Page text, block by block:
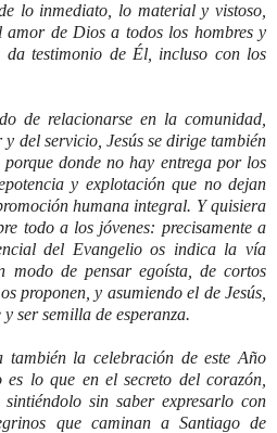
lo inmediato, lo material y vistoso,
amor de Dios a todos los hombres y
da testimonio de Él, incluso con los
de relacionarse en la comunidad,
del servicio, Jesús se dirige también
donde no hay entrega por los
y explotación que no dejan
humana integral. Y quisiera
todo a los jóvenes: precisamente a
del Evangelio os indica la vía
modo de pensar egoísta, de cortos
proponen, y asumiendo el de Jesús,
ser semilla de esperanza.
también la celebración de este Año
es lo que en el secreto del corazón,
sin saber expresarlo con
que caminan a Santiago de